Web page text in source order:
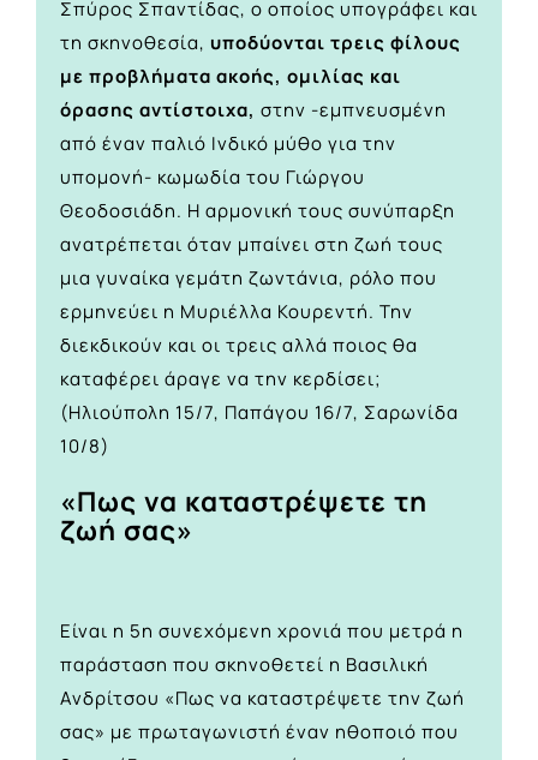
Σπύρος Σπαντίδας, ο οποίος υπογράφει και
τη σκηνοθεσία, υποδύονται τρεις φίλους
με προβλήματα ακοής, ομιλίας και
όρασης αντίστοιχα, στην -εμπνευσμένη
από έναν παλιό Ινδικό μύθο για την
υπομονή- κωμωδία του Γιώργου
Θεοδοσιάδη. Η αρμονική τους συνύπαρξη
ανατρέπεται όταν μπαίνει στη ζωή τους
μια γυναίκα γεμάτη ζωντάνια, ρόλο που
ερμηνεύει η Μυριέλλα Κουρεντή. Την
διεκδικούν και οι τρεις αλλά ποιος θα
καταφέρει άραγε να την κερδίσει;
(Ηλιούπολη 15/7, Παπάγου 16/7, Σαρωνίδα
10/8)
«Πως να καταστρέψετε τη
ζωή σας»
Είναι η 5η συνεχόμενη χρονιά που μετρά η
παράσταση που σκηνοθετεί η Βασιλική
Ανδρίτσου «Πως να καταστρέψετε την ζωή
σας» με πρωταγωνιστή έναν ηθοποιό που